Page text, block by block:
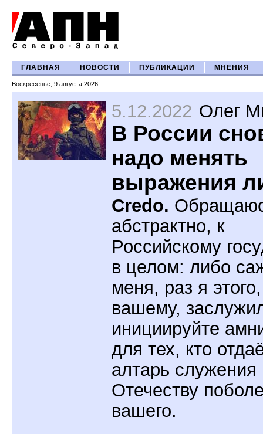
ГЛАВНАЯ НОВОСТИ ПУБЛИКАЦИИ МНЕНИЯ
Воскресенье, 9 августа 2026
5.12.2022 Олег
В России
надо менять
выражения
Credo.
абстрактно, к
Российскому
в целом: либо
меня, раз я
вашему,
инициируйте
для тех, кто
алтарь служения
Отечеству
вашего.